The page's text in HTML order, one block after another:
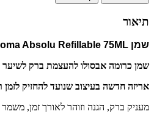
תיאור
שמן Chroma Absolu Refillable 75ML
שמן כרומה אבסולו להעצמת ברק לשיער
אריזה חדשה בעיצוב שנועד להחזיק לזמן
מעניק ברק, הגנה וזוהר לאורך זמן,